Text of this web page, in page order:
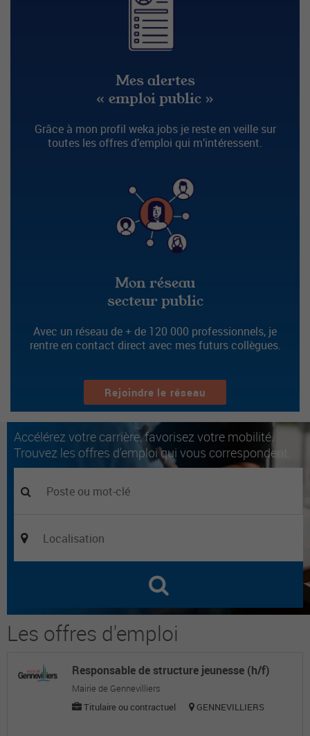
Mes alertes
« emploi public »
Grâce à mon profil weka.jobs je reste en veille sur
toutes les offres d’emploi qui m’intéressent.
Mon réseau
secteur public
Avec un réseau de + de 120 000 professionnels, je
rentre en contact direct avec mes futurs collègues.
Rejoindre le réseau
Accélérez votre carrière, favorisez votre mobilité.
Trouvez les offres d'emploi qui vous correspondent.
Les offres d'emploi
Responsable de structure jeunesse (h/f)
Mairie de Gennevilliers
Titulaire ou contractuel
GENNEVILLIERS